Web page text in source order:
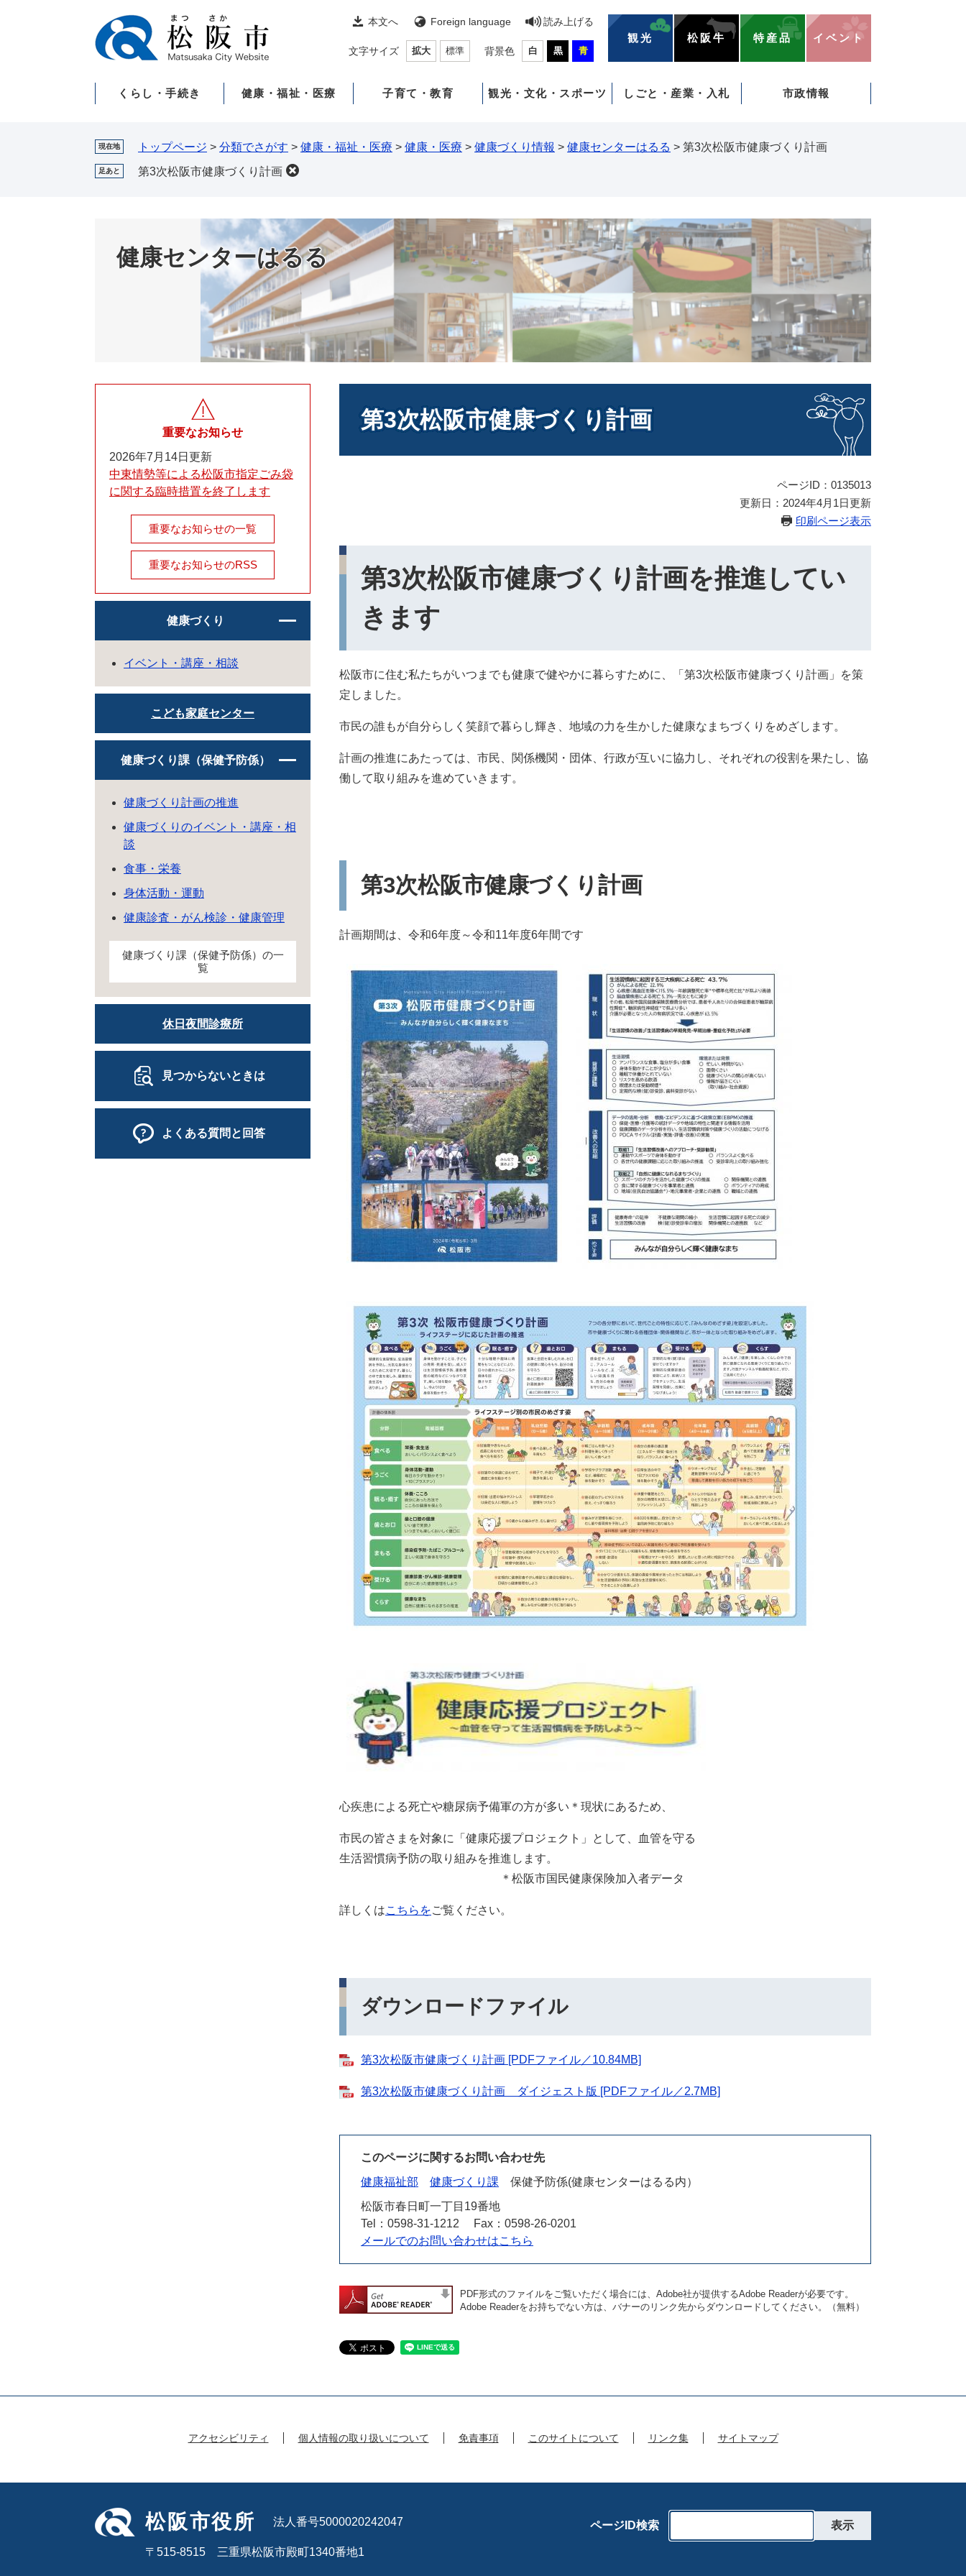
本文へ Foreign language 読み上げる
文字サイズ 拡大 標準 背景色 白 黒 青
観光 松阪牛 特産品 イベント
くらし・手続き 健康・福祉・医療 子育て・教育 観光・文化・スポーツ しごと・産業・入札 市政情報
現在地 トップページ > 分類でさがす > 健康・福祉・医療 > 健康・医療 > 健康づくり情報 > 健康センターはるる > 第3次松阪市健康づくり計画
足あと 第3次松阪市健康づくり計画
健康センターはるる
第3次松阪市健康づくり計画
ページID：0135013
更新日：2024年4月1日更新
印刷ページ表示
第3次松阪市健康づくり計画を推進してい
きます
松阪市に住む私たちがいつまでも健康で健やかに暮らすために、「第3次松阪市健康づくり計画」を策
定しました。
市民の誰もが自分らしく笑顔で暮らし輝き、地域の力を生かした健康なまちづくりをめざします。
計画の推進にあたっては、市民、関係機関・団体、行政が互いに協力し、それぞれの役割を果たし、協
働して取り組みを進めていきます。
第3次松阪市健康づくり計画
計画期間は、令和6年度～令和11年度6年間です
心疾患による死亡や糖尿病予備軍の方が多い＊現状にあるため、
市民の皆さまを対象に「健康応援プロジェクト」として、血管を守る
生活習慣病予防の取り組みを推進します。
＊松阪市国民健康保険加入者データ
詳しくはこちらをご覧ください。
ダウンロードファイル
第3次松阪市健康づくり計画 [PDFファイル／10.84MB]
第3次松阪市健康づくり計画 ダイジェスト版 [PDFファイル／2.7MB]
このページに関するお問い合わせ先
健康福祉部
健康づくり課
保健予防係(健康センターはるる内）
松阪市春日町一丁目19番地
Tel：0598-31-1212
Fax：0598-26-0201
メールでのお問い合わせはこちら
PDF形式のファイルをご覧いただく場合には、Adobe社が提供するAdobe Readerが必要です。
Adobe Readerをお持ちでない方は、バナーのリンク先からダウンロードしてください。（無料）
重要なお知らせ
2026年7月14日更新
中東情勢等による松阪市指定ごみ袋
に関する臨時措置を終了します
重要なお知らせの一覧
重要なお知らせのRSS
健康づくり
イベント・講座・相談
こども家庭センター
健康づくり課（保健予防係）
健康づくり計画の推進
健康づくりのイベント・講座・相
談
食事・栄養
身体活動・運動
健康診査・がん検診・健康管理
健康づくり課（保健予防係）の一
覧
休日夜間診療所
見つからないときは
よくある質問と回答
アクセシビリティ 個人情報の取り扱いについて 免責事項 このサイトについて リンク集 サイトマップ
松阪市役所 法人番号5000020242047
〒515-8515 三重県松阪市殿町1340番地1
ページID検索